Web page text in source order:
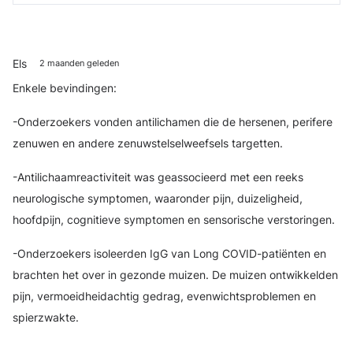
Els 2 maanden geleden
Enkele bevindingen:
-Onderzoekers vonden antilichamen die de hersenen, perifere
zenuwen en andere zenuwstelselweefsels targetten.
-Antilichaamreactiviteit was geassocieerd met een reeks
neurologische symptomen, waaronder pijn, duizeligheid,
hoofdpijn, cognitieve symptomen en sensorische verstoringen.
-Onderzoekers isoleerden IgG van Long COVID-patiënten en
brachten het over in gezonde muizen. De muizen ontwikkelden
pijn, vermoeidheidachtig gedrag, evenwichtsproblemen en
spierzwakte.